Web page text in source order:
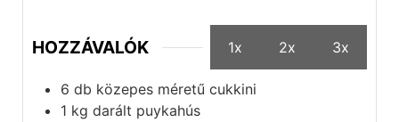
HOZZÁVALÓK 1x 2x 3x
6 db közepes méretű cukkini
1 kg darált puykahús